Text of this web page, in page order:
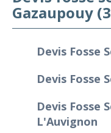
Gazaupouy
Devis Fosse
Devis Fosse
Devis Fosse
L'Auvignon